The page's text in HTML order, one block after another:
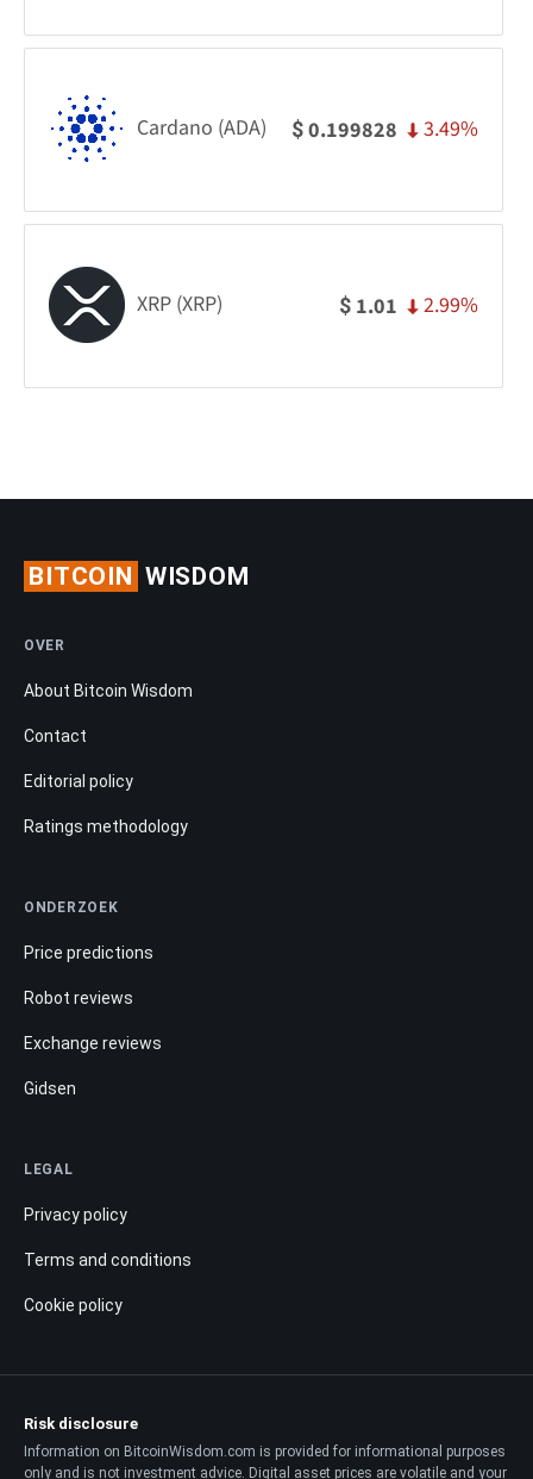
Cardano (ADA) $0.199828 3.49%
XRP (XRP) $ 1.01 2.99%
BITCOIN WISDOM
OVER
About Bitcoin Wisdom
Contact
Editorial policy
Ratings methodology
ONDERZOEK
Price predictions
Robot reviews
Exchange reviews
Gidsen
LEGAL
Privacy policy
Terms and conditions
Cookie policy
Risk disclosure
Information on BitcoinWisdom.com is provided for informational purposes
only and is not investment advice. Digital asset prices are volatile and your